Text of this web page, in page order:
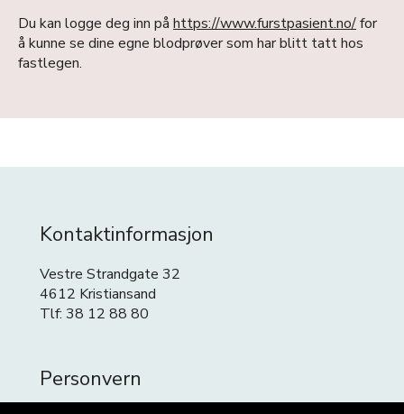
Du kan logge deg inn på https://www.furstpasient.no/for
å kunne se dine egne blodprøver som har blitt tatt hos
fastlegen.
Kontaktinformasjon
Vestre Strandgate 32
4612 Kristiansand
Tlf: 38 12 88 80
Personvern